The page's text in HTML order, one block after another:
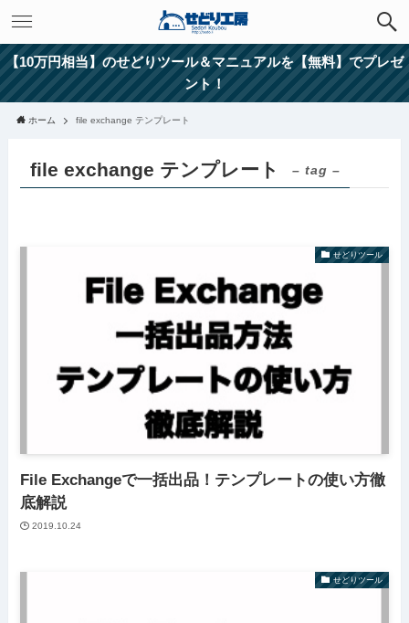
【10万円相当】のせどりツール＆マニュアルを【無料】でプレゼ
ント！
ホーム file exchange テンプレート
file exchange テンプレート – tag –
せどりツール
File Exchangeで一括出品！テンプレートの使い方徹
底解説
2019.10.24
せどりツール